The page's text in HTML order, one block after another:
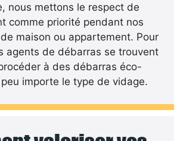
nous mettons le respect de
comme priorité pendant nos
maison ou appartement. Pour
agents de débarras se trouvent
à des débarras éco-
importe le type de vidage.